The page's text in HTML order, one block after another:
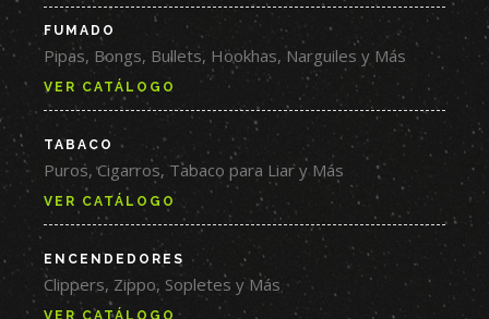
FUMADO
Pipas, Bongs, Bullets, Hookhas, Narguiles y Más
VER CATÁLOGO
TABACO
Puros, Cigarros, Tabaco para Liar y Más
VER CATÁLOGO
ENCENDEDORES
Clippers, Zippo, Sopletes y Más
VER CATÁLOGO